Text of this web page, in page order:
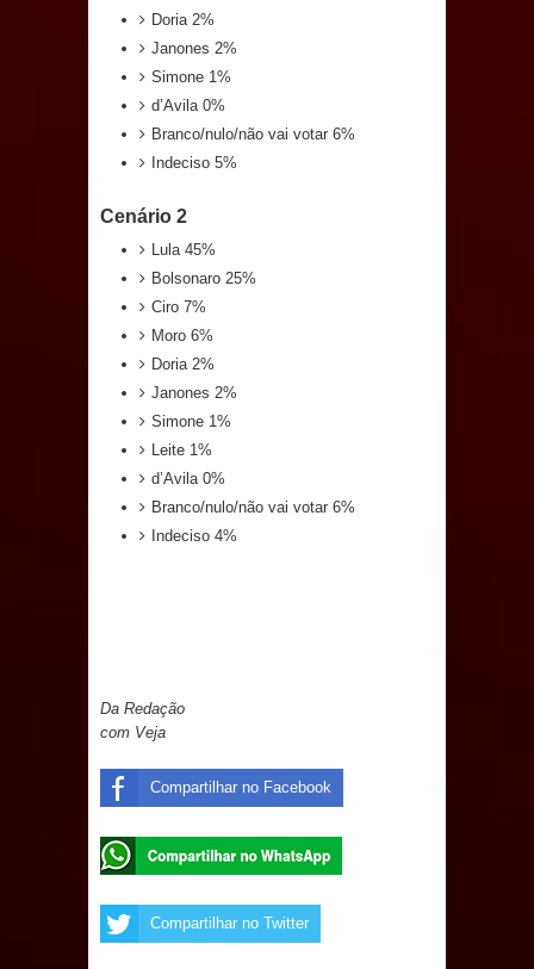
Saúde Bucal: Mais de 470 próteses
dentárias já foram entregues pela
Prefeitura de Sapé em 2026
Santana 2026 será neste sábado (25)
e deve atrair grande público
Nota de pesar: Câmara de Marí
Neta do Sindicato
Prefeito Major Sidnei busca em
Brasília recursos para nova Casa de
Dois Gigantes da Poesia Paraibana
BREJO em Guarabira
Vereador Davyd Matias reúne cerca
Doria 2%
Janones 2%
Simone 1%
d’Avila 0%
Branco/nulo/não vai votar 6%
Indeciso 5%
Cenário 2
Lula 45%
Bolsonaro 25%
Ciro 7%
Moro 6%
Doria 2%
Janones 2%
Simone 1%
Leite 1%
d’Avila 0%
Branco/nulo/não vai votar 6%
Indeciso 4%
Da Redação
com Veja
Compartilhar no Facebook
Compartilhar no Twitter